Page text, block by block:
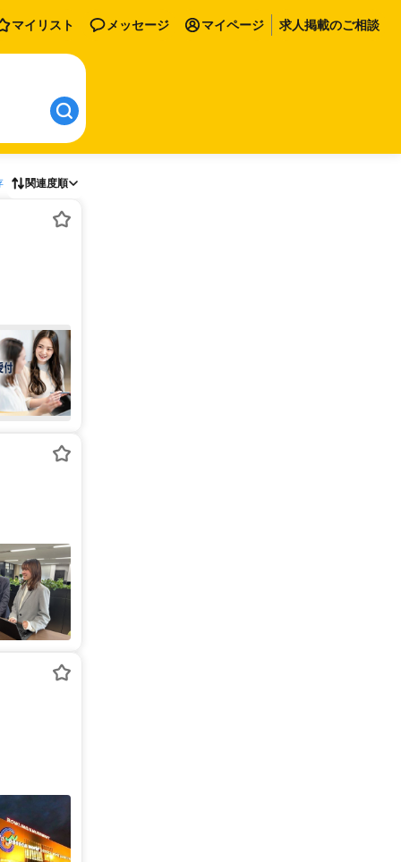
マイリスト メッセージ マイページ 求人掲載のご相談
関連度順